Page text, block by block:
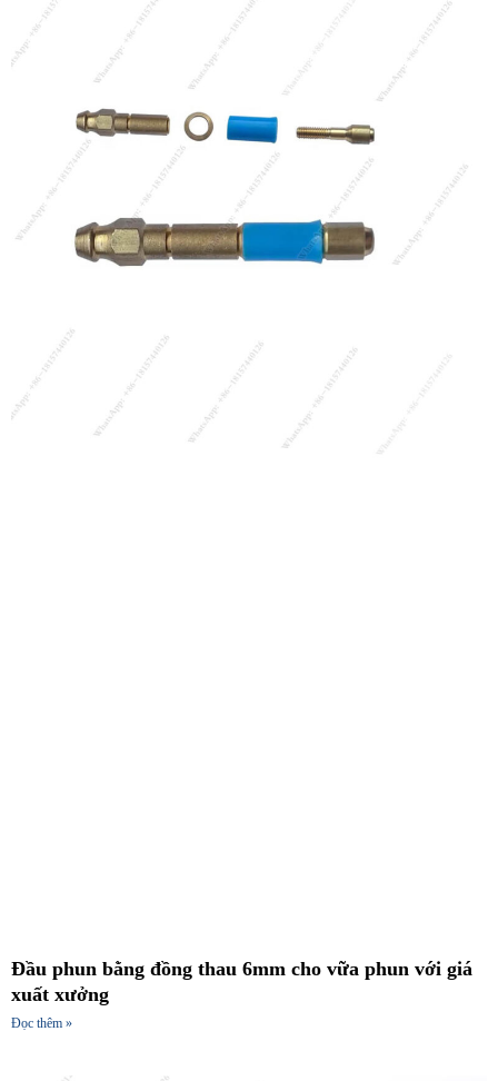
Đầu phun bằng đồng thau 6mm cho vữa phun với giá
xuất xưởng
Đọc thêm »